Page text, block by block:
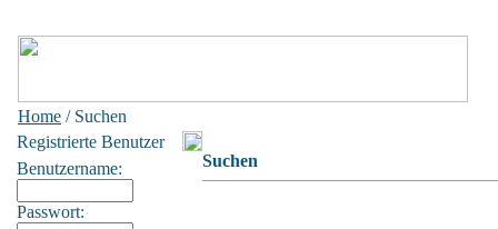
Home / Suchen
Registrierte Benutzer
Benutzername:
Passwort:
Suchen